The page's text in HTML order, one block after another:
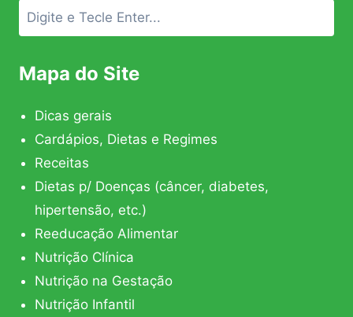
Mapa do Site
Dicas gerais
Cardápios, Dietas e Regimes
Receitas
Dietas p/ Doenças (câncer, diabetes,
hipertensão, etc.)
Reeducação Alimentar
Nutrição Clínica
Nutrição na Gestação
Nutrição Infantil